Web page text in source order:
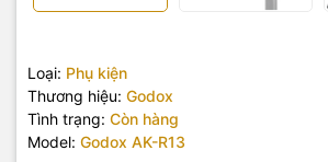
Loại: Phụ kiện
Thương hiệu: Godox
Tình trạng: Còn hàng
Model: Godox AK-R13